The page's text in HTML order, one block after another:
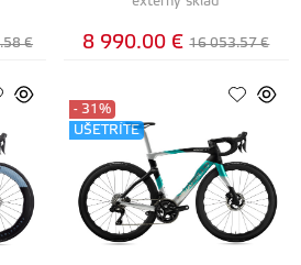
€ 8 990.00 € 16 053.57 €
- 31%
UŠETRÍTE